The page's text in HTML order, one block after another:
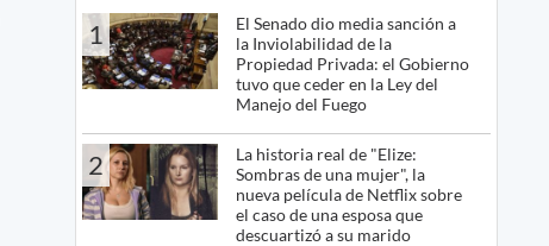
1
El Senado dio media sanción a
la Inviolabilidad de la
Propiedad Privada: el Gobierno
tuvo que ceder en la Ley del
Manejo del Fuego
2
La historia real de "Elize:
Sombras de una mujer", la
nueva película de Netflix sobre
el caso de una esposa que
descuartizó a su marido